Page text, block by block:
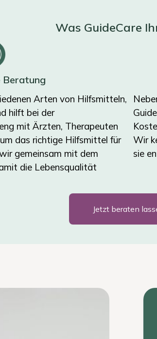
Was GuideCare
Beratung
Arten von Hilfsmitteln,
hilft bei der
mit Ärzten, Therapeuten
das richtige Hilfsmittel für
gemeinsam mit dem
die Lebensqualität
Wir
sie
Jetzt beraten